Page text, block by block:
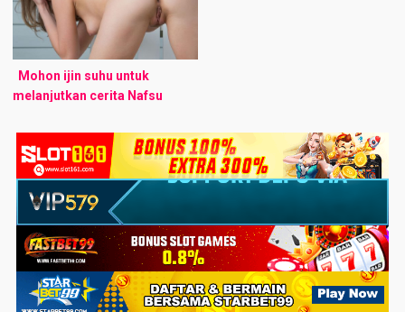
Mohon ijin suhu untuk
melanjutkan cerita Nafsu
Berjilbab yang ditulis tahun
2015 oleh @fathimah. Dan
suhu juga ada keinginan
untuk ...